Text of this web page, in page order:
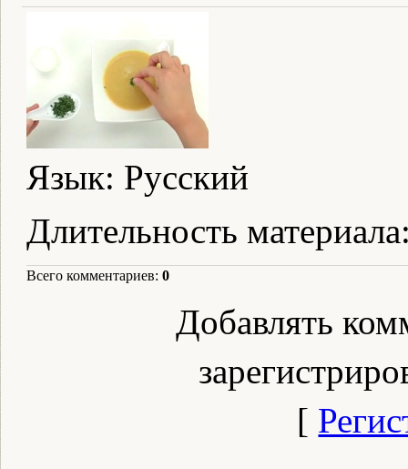
Язык: Русский
Длительность материала
Всего комментариев: 0
Добавлять
[